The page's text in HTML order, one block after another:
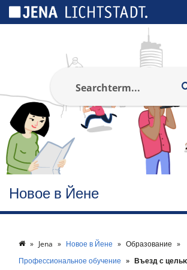
Новое в Йене
Jena Новое в Йене
Образование
Профессиональное обучение
Въезд с
Панель управления cookies